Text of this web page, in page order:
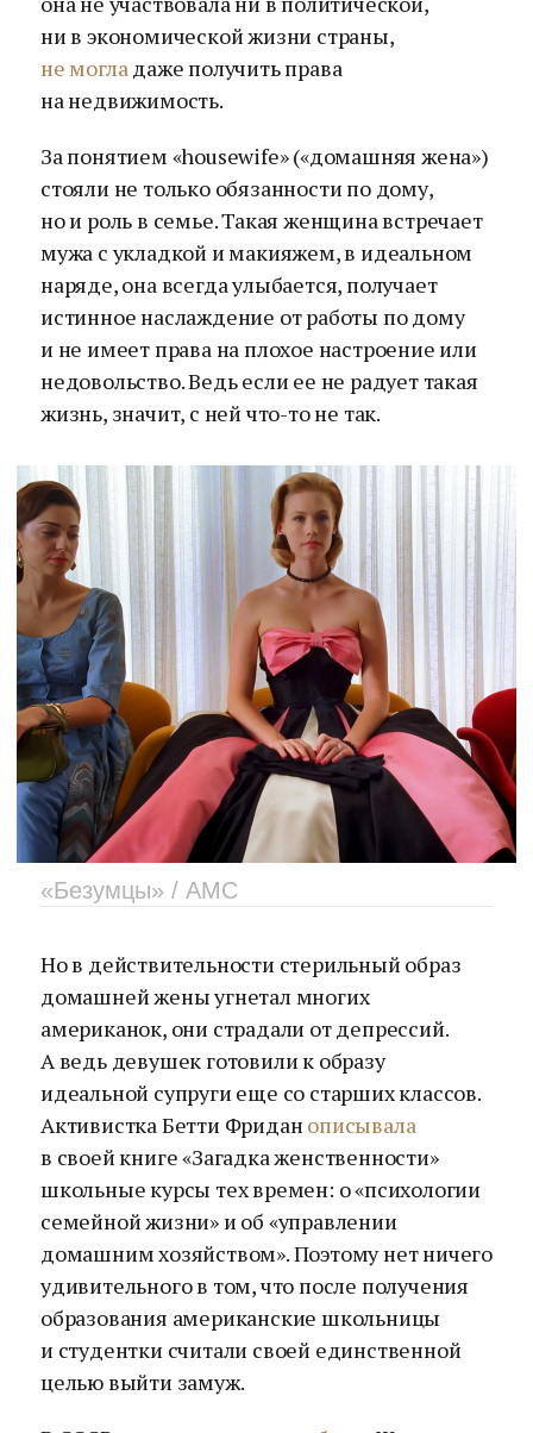
ни в экономической жизни страны,
не могладаже получить права
на недвижимость.
За понятием «housewife» («домашняя жена»)
стояли не только обязанности по дому,
но и роль в семье. Такая женщина встречает
мужа с укладкой и макияжем, в идеальном
наряде, она всегда улыбается, получает
истинное наслаждение от работы по дому
и не имеет права на плохое настроение или
недовольство. Ведь если ее не радует такая
жизнь, значит, с ней что-то не так.
«Безумцы» / AMC
Но в действительности стерильный образ
домашней жены угнетал многих
американок, они страдали от депрессий.
А ведь девушек готовили к образу
идеальной супруги еще со старших классов.
Активистка Бетти Фридан описывала
в своей книге «Загадка женственности»
школьные курсы тех времен: о «психологии
семейной жизни» и об «управлении
домашним хозяйством». Поэтому нет ничего
удивительного в том, что после получения
образования американские школьницы
и студентки считали своей единственной
целью выйти замуж.